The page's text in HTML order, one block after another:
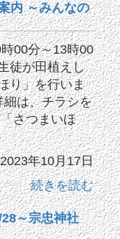
内 ～みんなの
00分～13時00
徒が田植えし
り」を行いま
は、チラシを
さつまいほ
年10月17日
続きを読む
～宗忠神社